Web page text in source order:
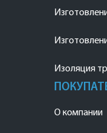
Изоляция
О компании